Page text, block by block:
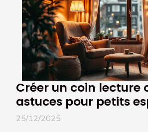
Créer un coin lecture
astuces pour petits
25/12/2025